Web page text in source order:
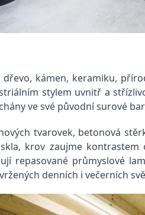
kámen, keramiku,
stylem uvnitř a
ve své původní surové
tvarovek, betonová
krov zaujme
repasované průmyslové
denních i večerních